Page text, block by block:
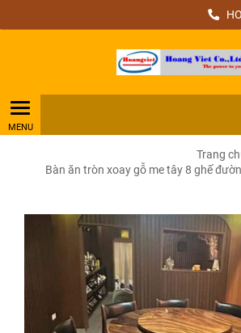
Trang
Bàn ăn tròn xoay gỗ me tây 8 ghế